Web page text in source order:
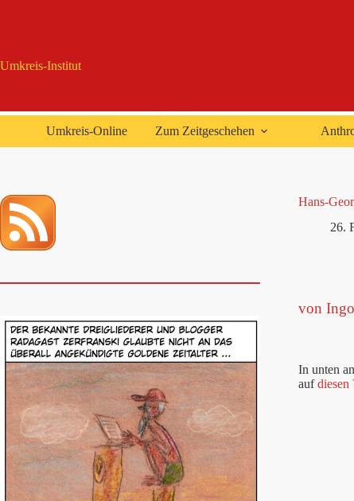
Umkreis-Institut
Umkreis-Online Zum Zeitgeschehen
Hans-
26.
von
In unten
aufdiesen